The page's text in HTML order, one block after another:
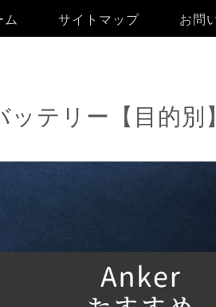
ム サイトマップ お問
テリー【目的別】